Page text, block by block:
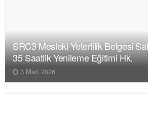
SRC3 Mesleki Yeterlilik Belgesi
35 Saatlik Yenileme Eğitimi Hk.
3 Mart 2026